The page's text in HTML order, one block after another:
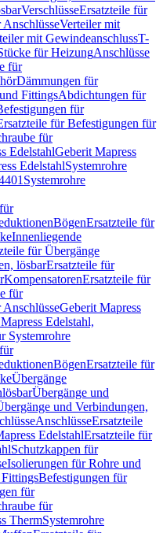
VerschlüsseErsatzteile für
Verteiler mit
mit GewindeanschlussT-
für HeizungAnschlüsse
für
Dämmungen für
FittingsAbdichtungen für
für
für Befestigungen für
für
EdelstahlGeberit Mapress
EdelstahlSystemrohre
Systemrohre
BögenErsatzteile für
Innenliegende
für Übergänge
lösbarErsatzteile für
KompensatorenErsatzteile für
für
Geberit Mapress
Edelstahl,
Systemrohre
BögenErsatzteile für
Übergänge
Übergänge und
und Verbindungen,
AnschlüsseErsatzteile
EdelstahlErsatzteile für
Schutzkappen für
Isolierungen für Rohre und
Befestigungen für
für
für
ThermSystemrohre